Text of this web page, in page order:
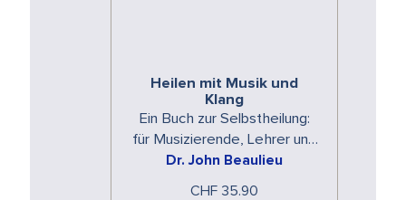
Heilen mit Musik und
Klang
Ein Buch zur Selbstheilung:
für Musizierende, Lehrer und
Therapeut*innen
Dr. John Beaulieu
CHF 35.90